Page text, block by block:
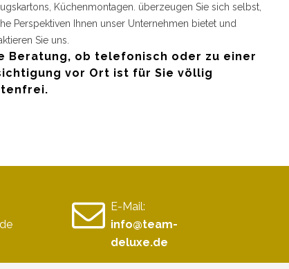
Küchenmontagen. überzeugen Sie sich selbst,
Perspektiven Ihnen unser Unternehmen bietet und
Sie uns.
Beratung, ob telefonisch oder zu einer
vor Ort ist für Sie völlig
E-Mail:
info@team-
deluxe.de